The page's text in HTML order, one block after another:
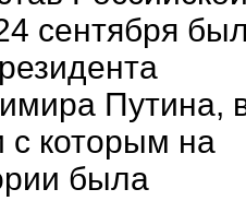
сентября
Путина,
с которым на
была